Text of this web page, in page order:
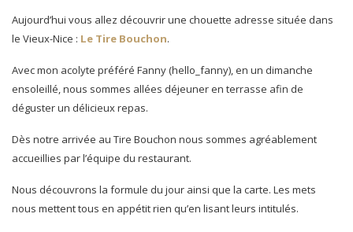
Aujourd’hui vous allez découvrir une chouette adresse située dans
le Vieux-Nice : Le Tire Bouchon.
Avec mon acolyte préféré Fanny (hello_fanny), en un dimanche
ensoleillé, nous sommes allées déjeuner en terrasse afin de
déguster un délicieux repas.
Dès notre arrivée au Tire Bouchon nous sommes agréablement
accueillies par l’équipe du restaurant.
Nous découvrons la formule du jour ainsi que la carte. Les mets
nous mettent tous en appétit rien qu’en lisant leurs intitulés.